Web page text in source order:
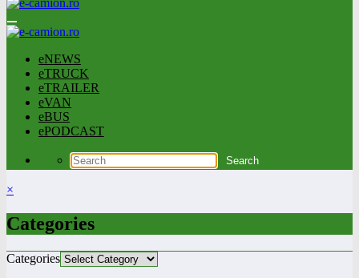
eNEWS
eTRUCK
eTRAILER
eVAN
eBUS
ePODCAST
×
Categories
Categories